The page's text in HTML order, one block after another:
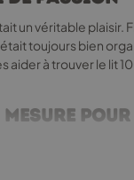
un véritable
toujours bien
aider à trouver le lit
pour